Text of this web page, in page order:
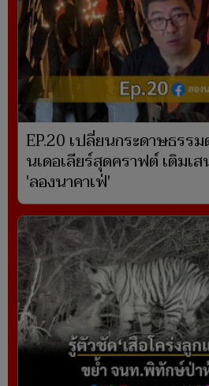
EP.20 เปลี่ยนกระดาษธรร
นเดอเลียร์สุดคราฟต์ เติมเ
'ลองนาคาเฟ่'